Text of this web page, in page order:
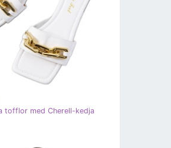
tofflor med Cherell-kedja